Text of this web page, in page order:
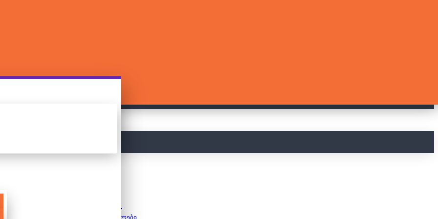
საბავშვო ფაზლები